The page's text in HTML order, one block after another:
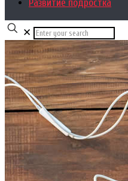
Развитие подростка
✕